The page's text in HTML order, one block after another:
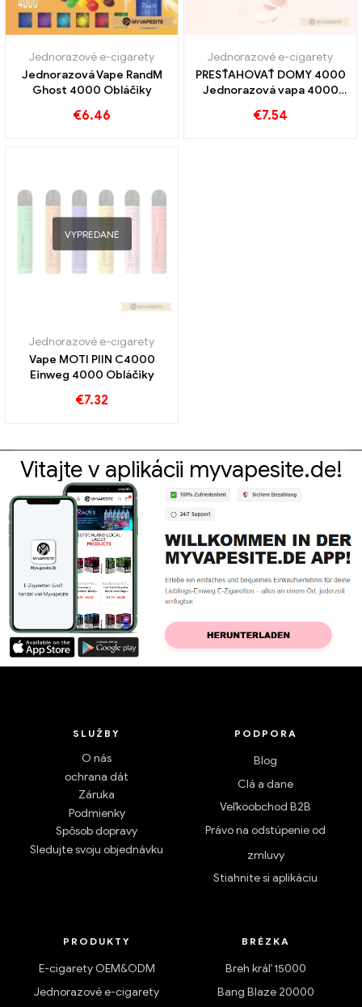
Jednorazové e-cigarety
Jednorazová Vape RandM
Ghost 4000 Obláčiky
€6.46
Jednorazové e-cigarety
PRESŤAHOVAŤ DOMY 4000
Jednorazová vapa 4000
€7.54
VYPREDANÉ
Jednorazové e-cigarety
Vape MOTI PIIN C4000
Einweg 4000 Obláčiky
€7.32
Vitajte v aplikácii myvapesite.de!
SLUŽBY
O nás
ochrana dát
Záruka
Podmienky
Spôsob dopravy
Sledujte svoju objednávku
PODPORA
Blog
Clá a dane
Veľkoobchod B2B
Právo na odstúpenie od
zmluvy
Stiahnite si aplikáciu
PRODUKTY
E-cigarety OEM&ODM
Jednorazové e-cigarety
BRÉZKA
Breh kráľ 15000
Bang Blaze 20000